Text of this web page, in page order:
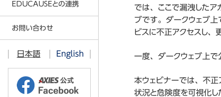
2019年
2018年
2015年
2022年
2021年
2018年
2018年度通常総会の結果
2017年度通常総会の結果
2019年度 年次大会
2018年度 年次大会
過去のお知らせ
大学ICT推進協議会 年次大会論文
EDUCAUSEとの連携
AXIES@EDUCAUSE 2025
AXIES@EDUCASE 2019
お問い合わせ
日本語 English
では、ここで漏洩したア
ブです。ダークウェブ
ビスに不正アクセスし
一度、ダークウェブ上で
本ウェビナーでは、不正
状況と危険度を可視化